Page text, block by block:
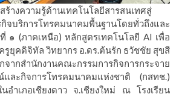
างความรู้ด้านเทคโนโลยีสารสนเทศสู่
บริการโทรคมนาคมพื้นฐานโดยทั่วถึงและ
๑ (ภาคเหนือ) หลักสูตรเทคโนโลยี AI เพื่อ
รูยุคดิจิทัล วิทยากร อ.ดร.ต้นรัก ธวัชชัย สุขสี
กสำนักงานคณะกรรมการกิจการกระจาย
และกิจการโทรคมนาคมแห่งชาติ (กสทช.)
อำเภอเชียงดาว จ.เชียงใหม่ ณ โรงเรียน